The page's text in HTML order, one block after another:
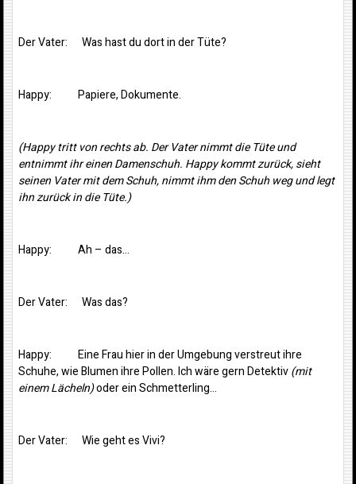
Der Vater: Was hast du dort in der Tüte?
Happy: Papiere, Dokumente.
(Happy tritt von rechts ab. Der Vater nimmt die Tüte und
entnimmt ihr einen Damenschuh. Happy kommt zurück, sieht
seinen Vater mit dem Schuh, nimmt ihm den Schuh weg und legt
ihn zurück in die Tüte.)
Happy: Ah – das…
Der Vater: Was das?
Happy: Eine Frau hier in der Umgebung verstreut ihre
Schuhe, wie Blumen ihre Pollen. Ich wäre gern Detektiv(mit
einem Lächeln)oder ein Schmetterling…
Der Vater: Wie geht es Vivi?